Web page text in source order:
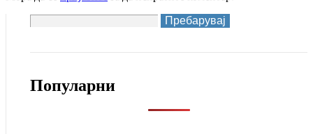
Пребарувај
Популарни